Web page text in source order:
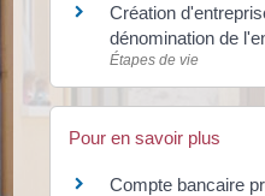
Création
dénomination de
Étapes de vie
Pour en savoir plus
Compte bancaire